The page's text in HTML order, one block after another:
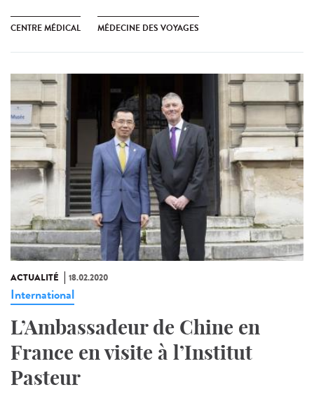
CENTRE MÉDICAL MÉDECINE DES VOYAGES
ACTUALITÉ 18.02.2020
International
L’Ambassadeur de Chine en
France en visite à l’Institut
Pasteur